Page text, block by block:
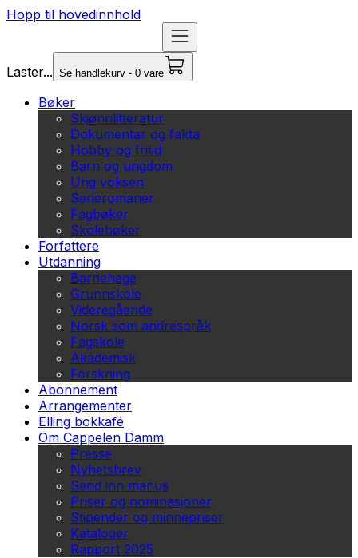
Hopp til hovedinnhold
Laster... Se handlekurv - 0 vare
Bøker
Skjønnlitteratur
Dokumentar og fakta
Hobby og fritid
Barn og ungdom
Ung voksen
Serieromaner
Fagbøker
Skolebøker
Forfattere
Utdanning
Barnehage
Grunnskole
Videregående
Norsk som andrespråk
Fagskole
Akademisk
Forskning
Abonnement
Arrangementer
Elling bokkafé
Om Cappelen Damm
Presse
Nyhetsbrev
Send inn manus
Priser og nominasjoner
Stipender og minnepriser
Kataloger
Rapport 2025